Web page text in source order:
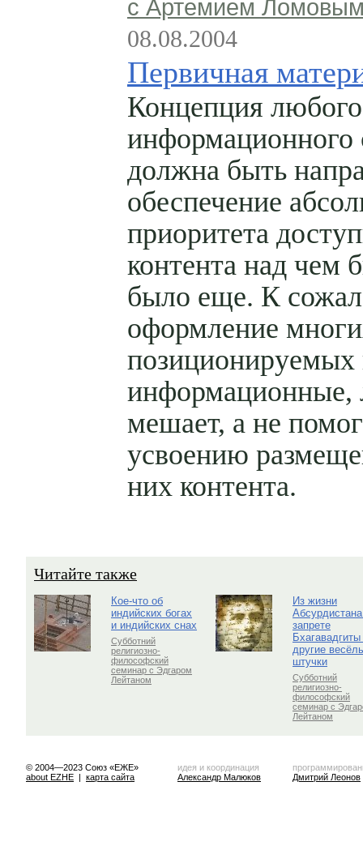
с Артемием
08.08.2004
Первичная
Концепция любого
информационного
должна быть
обеспечение
приоритета
контента над чем
было еще. К
оформление
позиционируемых
информационные,
мешает, а не
усвоению
них контента.
Читайте также
Кое-что об
индийских богах
и индийских снах
Субботний
религиозно-
философский
семинар с Эдгаром
Лейтаном
Из жизни
запрете
Бхагавадгиты
другие
штучки
Субботний
религиозно-
философский
семинар с
Лейтаном
© 2004—2023 Союз «ЕЖЕ»
about EZHE | карта сайта
идея и координация
Александр Малюков
Дмитрий Леонов